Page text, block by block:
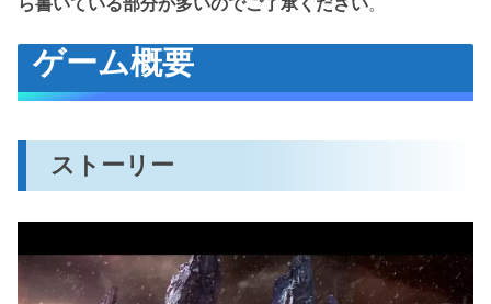
細かい部分での不満
おわりに
ゲーム概要
ストーリー